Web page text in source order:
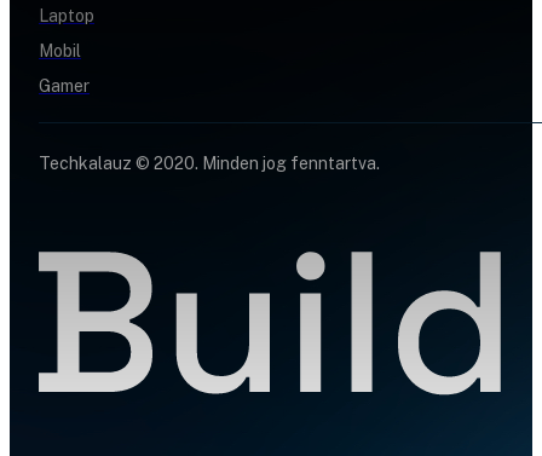
Laptop
Mobil
Gamer
Techkalauz © 2020. Minden jog fenntartva.